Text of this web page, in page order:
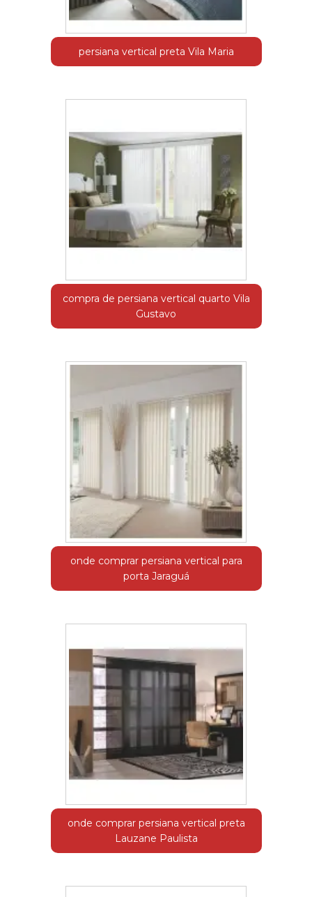
persiana vertical preta Vila Maria
compra de persiana vertical quarto Vila
Gustavo
onde comprar persiana vertical para
porta Jaraguá
onde comprar persiana vertical preta
Lauzane Paulista